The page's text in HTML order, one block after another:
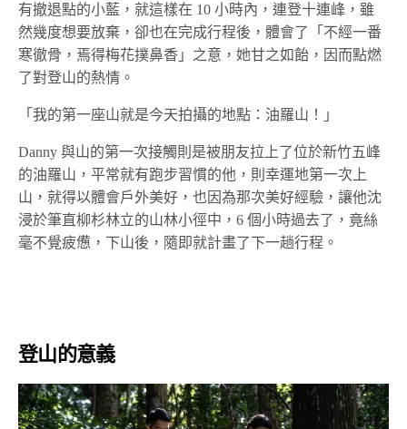
有撤退點的小藍 ，就這樣在 10 小時內，連登十連峰，雖
然幾度想要放棄，卻也在完成行程後，體會了「 不經一番
寒徹骨，焉得梅花撲鼻香 」之意，她甘之如飴，因而點燃
了對登山的熱情。
「我的第一座山就是今天拍攝的地點：油羅山！」
Danny 與山的第一次接觸則是被朋友拉上了位於新竹五峰
的油羅山，平常就有跑步習慣的他，則幸運地第一次上
山，就得以體會戶外美好，也因為那次美好經驗，讓他沈
浸於筆直柳杉林立的山林小徑中，6 個小時過去了，竟絲
毫不覺疲憊，下山後，隨即就計畫了下一趟行程。
登山的意義